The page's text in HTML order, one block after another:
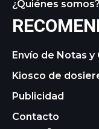
¿Quiénes somos?
Envío de Notas
Kiosco de
Publicidad
Contacto